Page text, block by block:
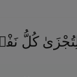
كُلُّ